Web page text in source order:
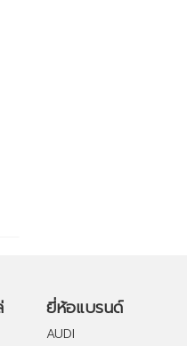
ยี่ห้อแบรนด์
AUDI